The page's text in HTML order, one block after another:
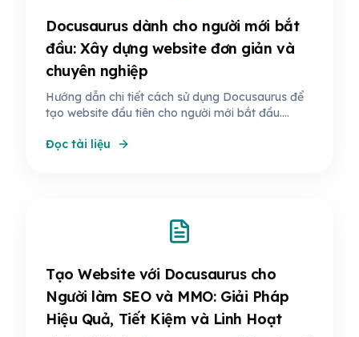
Docusaurus dành cho người mới bắt
đầu: Xây dựng website đơn giản và
chuyên nghiệp
Hướng dẫn chi tiết cách sử dụng Docusaurus để
tạo website đầu tiên cho người mới bắt đầu.
những gì bạn cần biết để bắt đầu với Docusaurus.
Đọc tài liệu
Tạo Website với Docusaurus cho
Người làm SEO và MMO: Giải Pháp
Hiệu Quả, Tiết Kiệm và Linh Hoạt